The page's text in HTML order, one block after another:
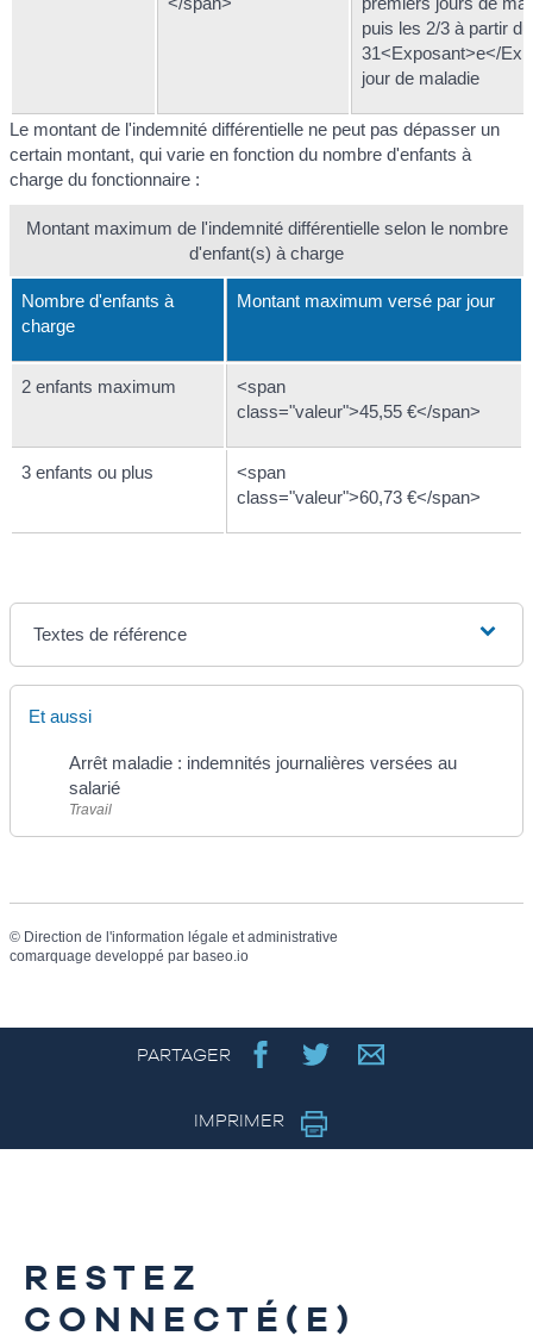
puis les 2/3 à partir du
31<Exposant>e</
jour de maladie
Le montant de l'indemnité différentielle ne peut pas dépasser un
certain montant, qui varie en fonction du nombre d'enfants à
charge du fonctionnaire :
Montant maximum de l'indemnité différentielle selon le nombre
d'enfant(s) à charge
Nombre d'enfants à
charge
Montant maximum versé par jour
2 enfants maximum
<span
class="valeur">45,55 €</span>
3 enfants ou plus
<span
class="valeur">60,73 €</span>
Textes de référence
Et aussi
Arrêt maladie : indemnités journalières versées au
salarié
Travail
© Direction de l'information légale et administrative
comarquage developpé par baseo.io
PARTAGER
IMPRIMER
RESTEZ
CONNECTÉ(E)